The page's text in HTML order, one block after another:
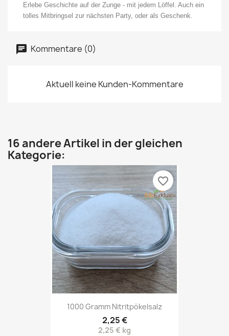
Erlebe Geschichte auf der Zunge - mit jedem Löffel. Auch ein
tolles Mitbringsel zur nächsten Party, oder als Geschenk.
Kommentare (0)
Aktuell keine Kunden-Kommentare
16 andere Artikel in der gleichen
Kategorie:
1000 Gramm Nitritpökelsalz
2,25 €
2,25 € kg
favorite_border